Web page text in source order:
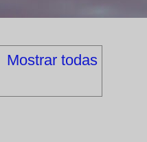
Mostrar todas